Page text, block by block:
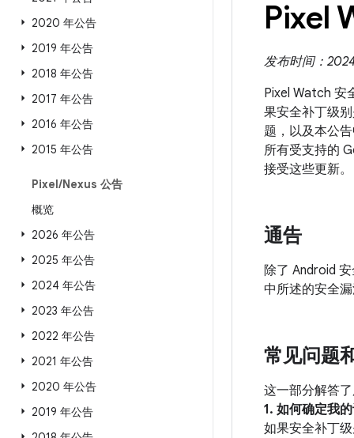
2020 年公告
2019 年公告
2018 年公告
2017 年公告
2016 年公告
2015 年公告
Pixel/Nexus 公告
概览
2026 年公告
2025 年公告
2024 年公告
2023 年公告
2022 年公告
2021 年公告
2020 年公告
2019 年公告
Pixel
发布时间：
Pixel Watch 安
果安全补丁级
题，以及本公
所有受支持的
接受这些更新。
通告
除了 Android
中所述的安全
常见问题
这一部分解答
1. 如何确定我
如果安全补丁